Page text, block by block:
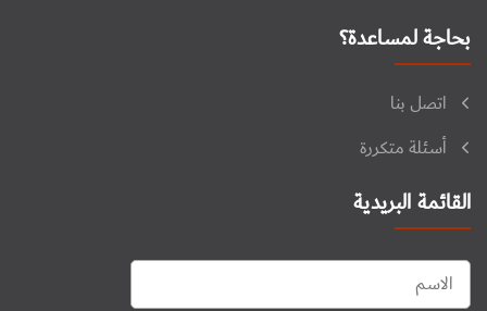
بحاجة لمساعدة؟
اتصل بنا
أسئلة متكررة
القائمة البريدية